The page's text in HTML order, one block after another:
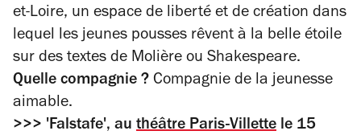
et-Loire, un espace de liberté et de création dans
lequel les jeunes pousses rêvent à la belle étoile
sur des textes de Molière ou Shakespeare.
Quelle compagnie ? Compagnie de la jeunesse
aimable.
>>> 'Falstafe', au théâtre Paris-Villette le 15